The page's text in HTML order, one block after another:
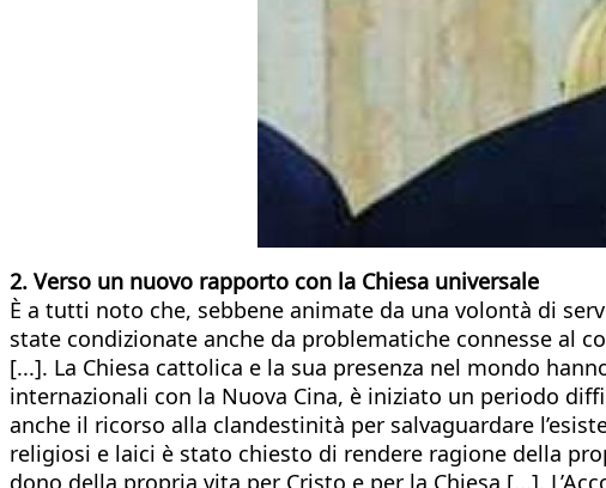
2. Verso un nuovo rapporto con la Chiesa universale
È a tutti noto che, sebbene animate da una volontà di
state condizionate anche da problematiche connesse al
[...]. La Chiesa cattolica e la sua presenza nel mondo
internazionali con la Nuova Cina, è iniziato un periodo
anche il ricorso alla clandestinità per salvaguardare
religiosi e laici è stato chiesto di rendere ragione della
dono della propria vita per Cristo e per la Chiesa [...].